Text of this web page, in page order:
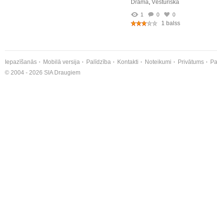
Drāma, Vēsturiska
1 0 0
1 balss
Iepazīšanās Mobilā versija Palīdzība Kontakti Noteikumi Privātums
© 2004 - 2026 SIA Draugiem